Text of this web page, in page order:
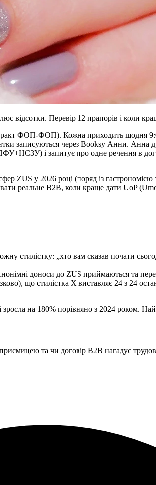
відсотки. Перевір 12 прапорів і коли
ФОП-ФОП). Кожна приходить щодня
записуються через Booksy Анни. Анна
і запитує про одне речення в
ZUS у 2026 році (поряд із
реальне B2B, коли краще дати UoP
стилістку: „хто вам сказав почати
доноси до ZUS приймаються та
що стилістка X виставляє 24 з 24
на 180% порівняно з 2024 роком.
та чи договір B2B нагадує